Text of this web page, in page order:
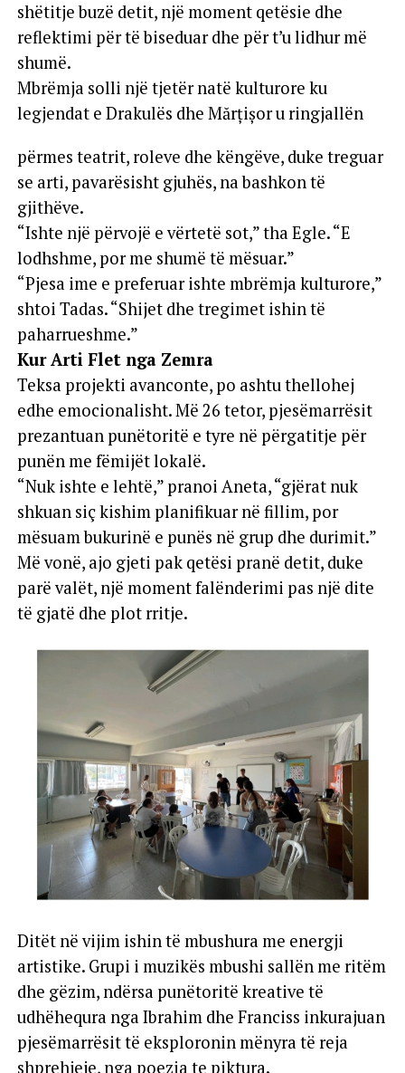
shëtitje buzë detit, një moment qetësie dhe
reflektimi për të biseduar dhe për t’u lidhur më
shumë.
Mbrëmja solli një tjetër natë kulturore ku
legjendat e Drakulës dhe Mărțișor u ringjallën
përmes teatrit, roleve dhe këngëve, duke treguar
se arti, pavarësisht gjuhës, na bashkon të
gjithëve.
“Ishte një përvojë e vërtetë sot,” tha Egle. “E
lodhshme, por me shumë të mësuar.”
“Pjesa ime e preferuar ishte mbrëmja kulturore,”
shtoi Tadas. “Shijet dhe tregimet ishin të
paharrueshme.”
Kur Arti Flet nga Zemra
Teksa projekti avanconte, po ashtu thellohej
edhe emocionalisht. Më 26 tetor, pjesëmarrësit
prezantuan punëtoritë e tyre në përgatitje për
punën me fëmijët lokalë.
“Nuk ishte e lehtë,” pranoi Aneta, “gjërat nuk
shkuan siç kishim planifikuar në fillim, por
mësuam bukurinë e punës në grup dhe durimit.”
Më vonë, ajo gjeti pak qetësi pranë detit, duke
parë valët, një moment falënderimi pas një dite
të gjatë dhe plot rritje.
Ditët në vijim ishin të mbushura me energji
artistike. Grupi i muzikës mbushi sallën me ritëm
dhe gëzim, ndërsa punëtoritë kreative të
udhëhequra nga Ibrahim dhe Franciss inkurajuan
pjesëmarrësit të eksploronin mënyra të reja
shprehjeje, nga poezia te piktura.